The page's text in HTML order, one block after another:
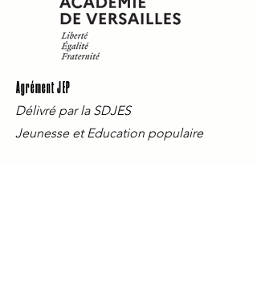
Délivré par la SDJES
Jeunesse et Education populaire
Agrément JEP